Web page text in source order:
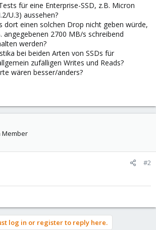
für eine Enterprise-SSD, z.B. Micron
U.3) aussehen?
dort einen solchen Drop nicht geben würde,
angegebenen 2700 MB/s schreibend
werden?
bei beiden Arten von SSDs für
zufälligen Writes und Reads?
wären besser/anders?
Member
#2
log in or register to reply here.